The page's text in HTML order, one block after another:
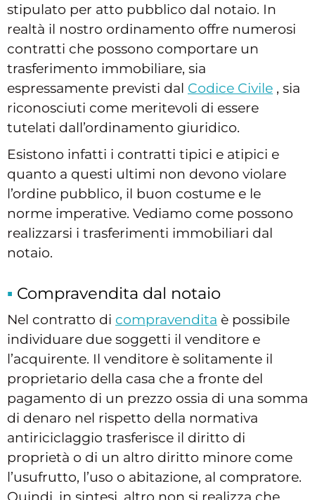
stipulato per atto pubblico dal notaio. In
realtà il nostro ordinamento offre numerosi
contratti che possono comportare un
trasferimento immobiliare, sia
espressamente previsti dal Codice Civile , sia
riconosciuti come meritevoli di essere
tutelati dall’ordinamento giuridico.
Esistono infatti i contratti tipici e atipici e
quanto a questi ultimi non devono violare
l’ordine pubblico, il buon costume e le
norme imperative. Vediamo come possono
realizzarsi i trasferimenti immobiliari dal
notaio.
Compravendita dal notaio
Nel contratto di compravendita è possibile
individuare due soggetti il venditore e
l’acquirente. Il venditore è solitamente il
proprietario della casa che a fronte del
pagamento di un prezzo ossia di una somma
di denaro nel rispetto della normativa
antiriciclaggio trasferisce il diritto di
proprietà o di un altro diritto minore come
l’usufrutto, l’uso o abitazione, al compratore.
Quindi, in sintesi, altro non si realizza che